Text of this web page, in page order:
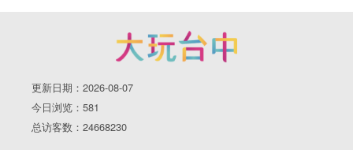
更新日期：2026-08-07
今日浏览：581
总访客数：24668230